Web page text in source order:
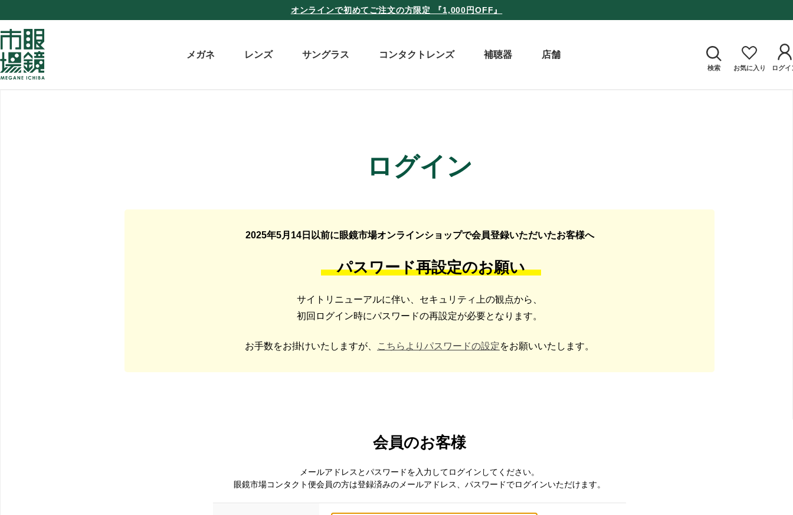
オンラインで初めてご注文の方限定 『1,000円OFF』
メガネ レンズ サングラス コンタクトレンズ 補聴器 店舗
検索 お気に入り ログイ
ログイン
2025年5月14日以前に眼鏡市場オンラインショップで会員登録いただいたお客様へ
パスワード再設定のお願い
サイトリニューアルに伴い、セキュリティ上の観点から、
初回ログイン時にパスワードの再設定が必要となります。
お手数をお掛けいたしますが、 こちらよりパスワードの設定をお願いいたします。
会員のお客様
メールアドレスとパスワードを入力してログインしてください。
眼鏡市場コンタクト便会員の方は登録済みのメールアドレス、パスワードでログインいただけます。